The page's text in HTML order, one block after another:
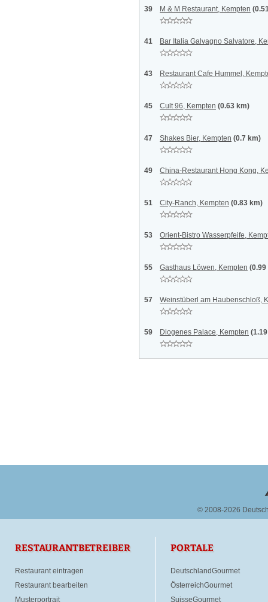
39 M & M Restaurant, Kempten
41 Bar Italia Galvagno Salvatore,
43 Restaurant Cafe Hummel,
45 Cult 96, Kempten (0.63 km)
47 Shakes Bier, Kempten (0.7 km)
49 China-Restaurant Hong Kong,
51 City-Ranch, Kempten (0.83 km)
53 Orient-Bistro Wasserpfeife,
55 Gasthaus Löwen, Kempten
57 Weinstüberl am Haubenschloß,
59 Diogenes Palace, Kempten
© 2008-2026
RESTAURANTBETREIBER
Restaurant eintragen
Restaurant bearbeiten
Musterportrait
PORTALE
DeutschlandGourmet
ÖsterreichGourmet
SuisseGourmet